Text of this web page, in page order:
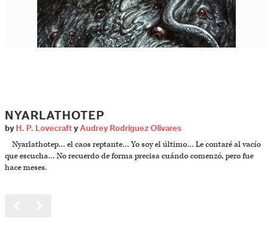
NYARLATHOTEP
by H. P. Lovecraft y Audrey Rodríguez Olivares
Nyarlathotep… el caos reptante… Yo soy el último… Le contaré al vacío
que escucha… No recuerdo de forma precisa cuándo comenzó, pero fue
hace meses.